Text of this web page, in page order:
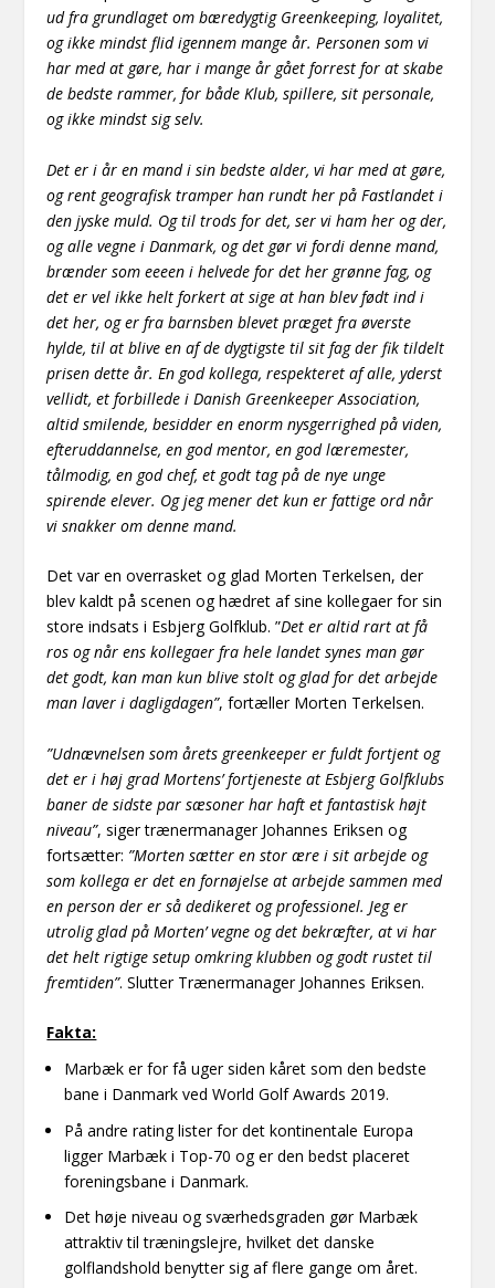
ud fra grundlaget om bæredygtig Greenkeeping, loyalitet,
og ikke mindst flid igennem mange år. Personen som vi
har med at gøre, har i mange år gået forrest for at skabe
de bedste rammer, for både Klub, spillere, sit personale,
og ikke mindst sig selv.
Det er i år en mand i sin bedste alder, vi har med at gøre,
og rent geografisk tramper han rundt her på Fastlandet i
den jyske muld. Og til trods for det, ser vi ham her og der,
og alle vegne i Danmark, og det gør vi fordi denne mand,
brænder som eeeen i helvede for det her grønne fag, og
det er vel ikke helt forkert at sige at han blev født ind i
det her, og er fra barnsben blevet præget fra øverste
hylde, til at blive en af de dygtigste til sit fag der fik tildelt
prisen dette år. En god kollega, respekteret af alle, yderst
vellidt, et forbillede i Danish Greenkeeper Association,
altid smilende, besidder en enorm nysgerrighed på viden,
efteruddannelse, en god mentor, en god læremester,
tålmodig, en god chef, et godt tag på de nye unge
spirende elever. Og jeg mener det kun er fattige ord når
vi snakker om denne mand.
Det var en overrasket og glad Morten Terkelsen, der
blev kaldt på scenen og hædret af sine kollegaer for sin
store indsats i Esbjerg Golfklub. ”Det er altid rart at få
ros og når ens kollegaer fra hele landet synes man gør
det godt, kan man kun blive stolt og glad for det arbejde
man laver i dagligdagen”, fortæller Morten Terkelsen.
”Udnævnelsen som årets greenkeeper er fuldt fortjent og
det er i høj grad Mortens’ fortjeneste at Esbjerg Golfklubs
baner de sidste par sæsoner har haft et fantastisk højt
niveau”, siger trænermanager Johannes Eriksen og
fortsætter: ”Morten sætter en stor ære i sit arbejde og
som kollega er det en fornøjelse at arbejde sammen med
en person der er så dedikeret og professionel. Jeg er
utrolig glad på Morten’ vegne og det bekræfter, at vi har
det helt rigtige setup omkring klubben og godt rustet til
fremtiden”. Slutter Trænermanager Johannes Eriksen.
Fakta:
Marbæk er for få uger siden kåret som den bedste
bane i Danmark ved World Golf Awards 2019.
På andre rating lister for det kontinentale Europa
ligger Marbæk i Top-70 og er den bedst placeret
foreningsbane i Danmark.
Det høje niveau og sværhedsgraden gør Marbæk
attraktiv til træningslejre, hvilket det danske
golflandshold benytter sig af flere gange om året.